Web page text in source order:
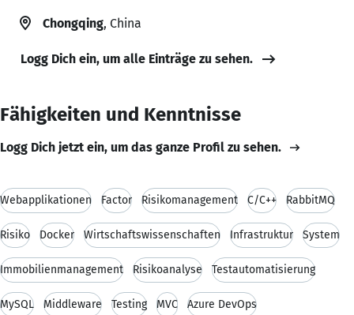
Chongqing, China
Logg Dich ein, um alle Einträge zu sehen.
Fähigkeiten und Kenntnisse
Logg Dich jetzt ein, um das ganze Profil zu sehen.
Webapplikationen Factor Risikomanagement C/C++ RabbitMQ
Risiko Docker Wirtschaftswissenschaften Infrastruktur System
Immobilienmanagement Risikoanalyse Testautomatisierung
MySQL Middleware Testing MVC Azure DevOps